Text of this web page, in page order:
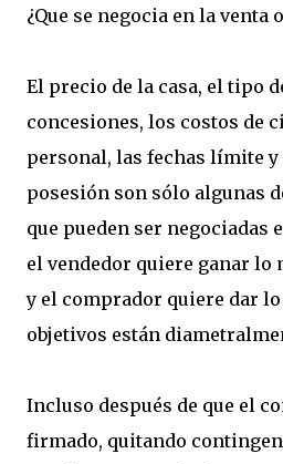
¿Que se negocia en la venta
El precio de la casa, el tipo
concesiones, los costos de
personal, las fechas límite y
posesión son sólo algunas
que pueden ser negociadas
el vendedor quiere ganar lo
y el comprador quiere dar
objetivos están
Incluso después de que el
firmado, quitando